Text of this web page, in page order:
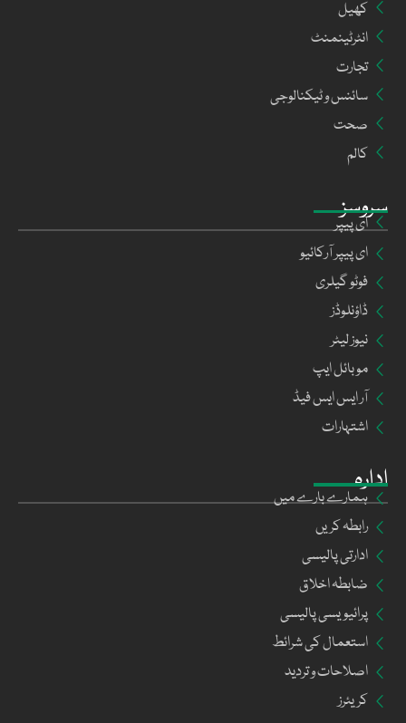
ادارہ
ہمارے بارے میں
رابطہ کریں
ادارتی پالیسی
ضابطہ اخلاق
پرائیویسی پالیسی
استعمال کی شرائط
اصلاحات و تردید
کریئرز
سروسز
ای پیپر
ای پیپر آرکائیو
فوٹو گیلری
ڈاؤنلوڈز
نیوز لیٹر
موبائل ایپ
آر ایس ایس فیڈ
اشتہارات
کھیل
انٹرٹینمنٹ
تجارت
سائنس و ٹیکنالوجی
صحت
کالم